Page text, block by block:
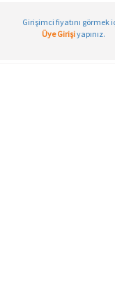
Girişimci fiyatını görmek
Üye Girişiyapınız.